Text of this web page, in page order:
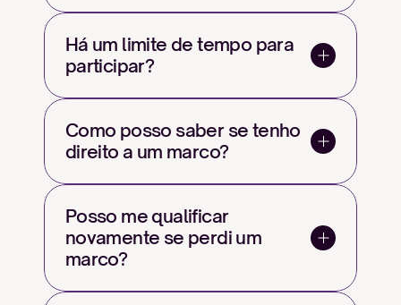
Há um limite de tempo para
participar?
Como posso saber se tenho
direito a um marco?
Posso me qualificar
novamente se perdi um
marco?